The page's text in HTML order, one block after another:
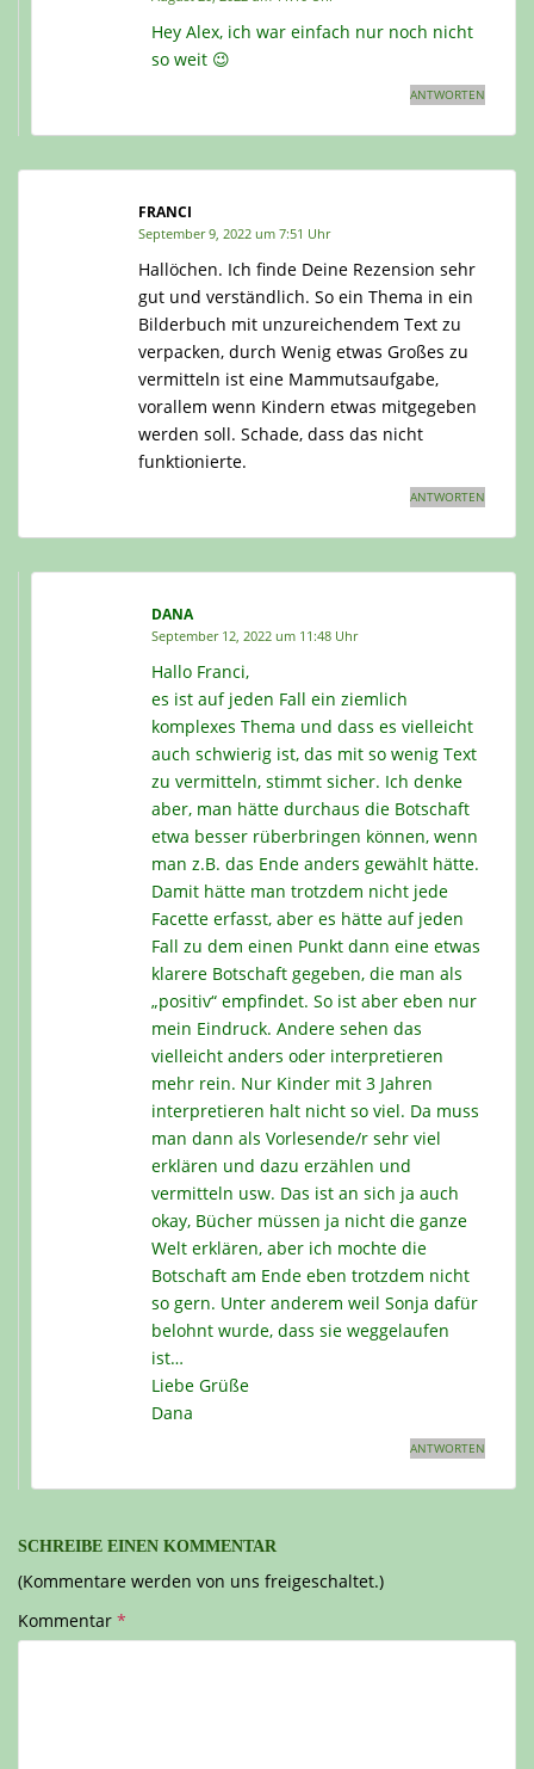
Hey Alex, ich war einfach nur noch nicht
so weit 😉
ANTWORTEN
FRANCI
September 9, 2022 um 7:51 Uhr
Hallöchen. Ich finde Deine Rezension sehr
gut und verständlich. So ein Thema in ein
Bilderbuch mit unzureichendem Text zu
verpacken, durch Wenig etwas Großes zu
vermitteln ist eine Mammutsaufgabe,
vorallem wenn Kindern etwas mitgegeben
werden soll. Schade, dass das nicht
funktionierte.
ANTWORTEN
DANA
September 12, 2022 um 11:48 Uhr
Hallo Franci,
es ist auf jeden Fall ein ziemlich
komplexes Thema und dass es vielleicht
auch schwierig ist, das mit so wenig Text
zu vermitteln, stimmt sicher. Ich denke
aber, man hätte durchaus die Botschaft
etwa besser rüberbringen können, wenn
man z.B. das Ende anders gewählt hätte.
Damit hätte man trotzdem nicht jede
Facette erfasst, aber es hätte auf jeden
Fall zu dem einen Punkt dann eine etwas
klarere Botschaft gegeben, die man als
„positiv“ empfindet. So ist aber eben nur
mein Eindruck. Andere sehen das
vielleicht anders oder interpretieren
mehr rein. Nur Kinder mit 3 Jahren
interpretieren halt nicht so viel. Da muss
man dann als Vorlesende/r sehr viel
erklären und dazu erzählen und
vermitteln usw. Das ist an sich ja auch
okay, Bücher müssen ja nicht die ganze
Welt erklären, aber ich mochte die
Botschaft am Ende eben trotzdem nicht
so gern. Unter anderem weil Sonja dafür
belohnt wurde, dass sie weggelaufen
ist…
Liebe Grüße
Dana
ANTWORTEN
SCHREIBE EINEN KOMMENTAR
(Kommentare werden von uns freigeschaltet.)
Kommentar *